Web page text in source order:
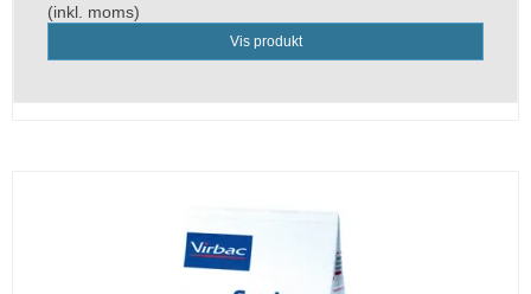
(inkl. moms)
Vis produkt